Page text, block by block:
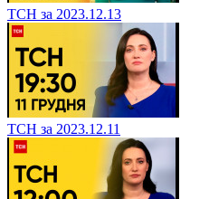
ТСН за 2023.12.13
ТСН за 2023.12.11